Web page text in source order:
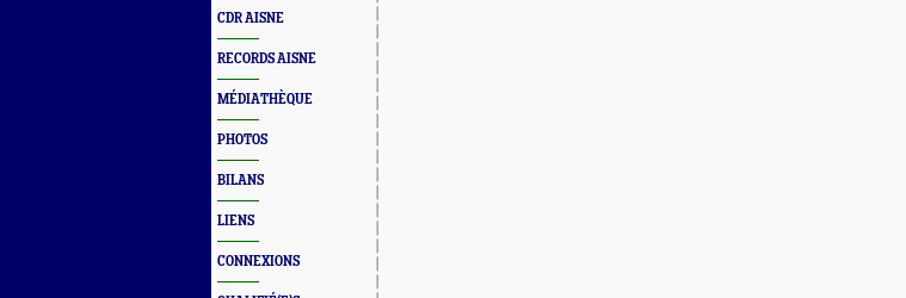
CDR AISNE
RECORDS AISNE
MÉDIATHÈQUE
PHOTOS
BILANS
LIENS
CONNEXIONS